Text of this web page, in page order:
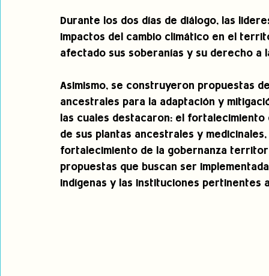
Durante los dos días de diálogo, las
impactos del cambio climático en el
afectado sus soberanías y su derecho a
Asimismo, se construyeron propuestas
ancestrales para la adaptación y
las cuales destacaron: el
de sus plantas ancestrales y
fortalecimiento de la gobernanza
propuestas que buscan ser
indígenas y las instituciones pertinentes